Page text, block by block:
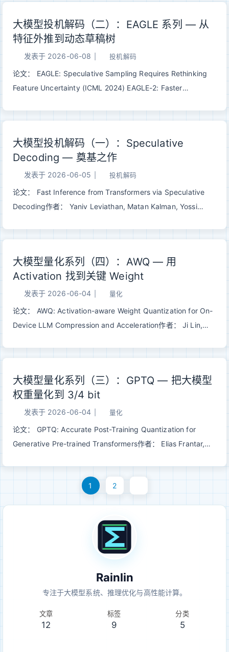
文动态构造一个 <3k 的 draft 词表，与 EAGLE-2/3 搭配时
draft 时间约减半，端到端 1.17–1.29×。 一、问题：被忽视的
LM head 瓶颈经典 Speculative Decoding（详见这篇）依赖一
个简单的等式：只要 draft 足够快，就能用大模型一次并行验证
一串猜测。EAGLE、Medusa 把 draft 砍到只剩一两层
卡住了。 瓶颈跑哪儿去了？藏在 LM head 里。 现代 LLM...
大模型投机解码（二）：EAGLE 系列 — 从
特征外推到动态草稿树
发表于 2026-06-08 投机解码
论文： EAGLE: Speculative Sampling Requires Rethinking
Feature Uncertainty (ICML 2024) EAGLE-2: Faster
作者： Yuhui Li, Fangyun Wei, Chao Zhang, Hongyang
Zhang机构： 北京大学 / Microsoft Research / University of
Waterloo / Vector Institute代码：
github.com/SafeAILab/EAGLE 一句话总结： EAGLE 系列通过
在特征层自回归+树状草稿+动态剪枝，在不改变输出分布的前
大模型投机解码（一）：Speculative
Decoding — 奠基之作
发表于 2026-06-05 投机解码
论文： Fast Inference from Transformers via Speculative
Decoding作者： Yaniv Leviathan, Matan Kalman, Yossi
问题：自回归解码的串行瓶颈大语言模型生成 个 token 需要串
行跑 次 forward pass。而 decode 阶段通常是 memory
bandwidth bound——GPU 大部分时间在等数据而不是在算数
据，算力严重闲置。 12GPU 有大量闲置算力，但自回归解码无
法利用它。因为下一个 token 的计算依赖上一个 token 的结
让 GPU 同时验证多个 token，而不是一个一个生成？ 二、核心
大模型量化系列（四）：AWQ — 用
Activation 找到关键 Weight
发表于 2026-06-04 量化
论文： AWQ: Activation-aware Weight Quantization for On-
Device LLM Compression and Acceleration作者： Ji Lin,
weight channel，再通过等价缩放降低它们的相对量化误差，在
不做重构、不引入混合精度路径的情况下实现高质量 W4A16 部
署。 一、GPTQ 之后，AWQ 在问什么问题上一篇 GPTQ 解决
的是 weight-only 低比特量化里的一个核心问题： 如果只把
weight 压到 3/4 bit，怎样避免简单取整把 layer output 搞
Hessian 信息，量化后再调整剩余...
大模型量化系列（三）：GPTQ — 把大模型
权重量化到 3/4 bit
发表于 2026-06-04 量化
论文： GPTQ: Accurate Post-Training Quantization for
Generative Pre-trained Transformers作者： Elias Frantar,
偿式 post-training weight quantization 可以扩展到大模型，
型里的 activation outlier：少数 hidden dimension 会出现稳定
且幅度极大的异常值，导致朴素 INT8 量化失效。它的处理方式
是把 outlier channel 拆出来，用 FP16 单独计算。
SmoothQuant 则进一步问：能不能不保留 FP16 outlier 分支，
1 2
Rainlin
专注于大模型系统、推理优化与高性能计算。
文章
12
标签
9
分类
5